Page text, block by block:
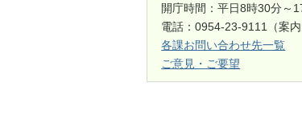
開庁時間：平日8時30分～
電話：0954-23-9111（案
各課お問い合わせ先一覧
ご意見・ご要望